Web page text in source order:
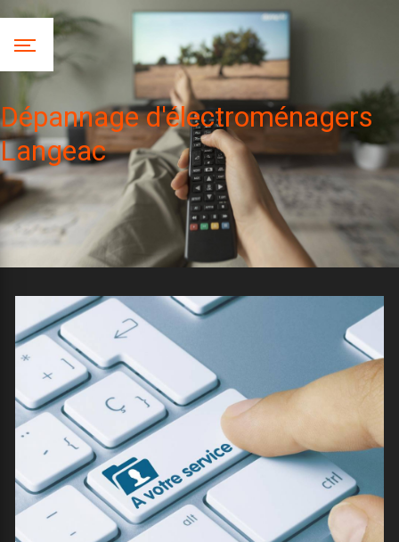
Panneau de gestion des cookies
Dépannage d'électroménagers
Langeac